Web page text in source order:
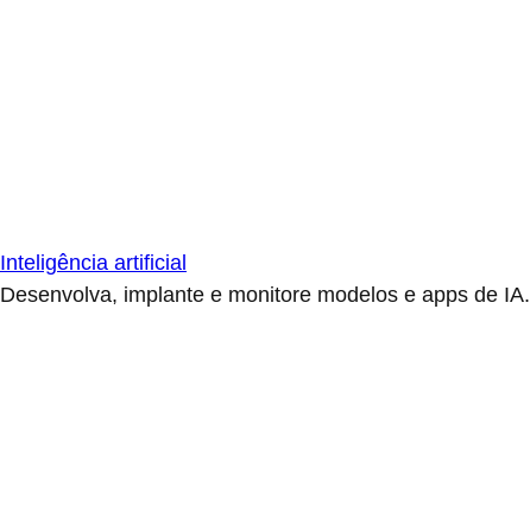
Inteligência artificial
Desenvolva, implante e monitore modelos e apps de IA.